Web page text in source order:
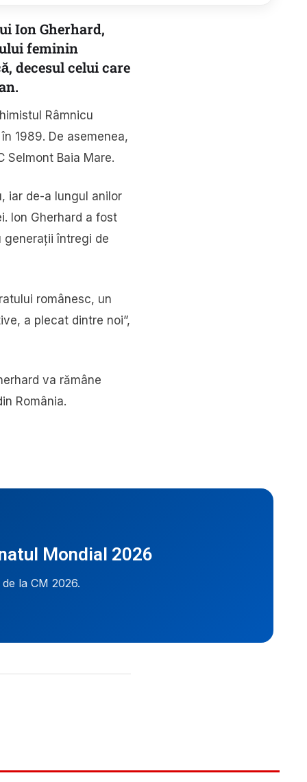
Ion Gherhard,
feminin
decesul celui care
Râmnicu
1989. De asemenea,
Selmont Baia Mare.
iar de-a lungul anilor
Ion Gherhard a fost
generații întregi de
românesc, un
a plecat dintre noi”,
va rămâne
România.
Mondial 2026
la CM 2026.